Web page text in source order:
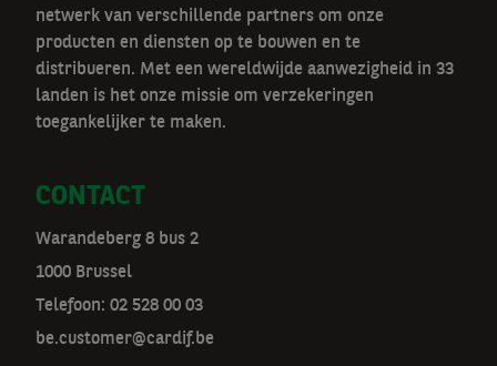
netwerk van verschillende partners om onze
producten en diensten op te bouwen en te
distribueren. Met een wereldwijde aanwezigheid in 33
landen is het onze missie om verzekeringen
toegankelijker te maken.
CONTACT
Warandeberg 8 bus 2
1000 Brussel
Telefoon: 02 528 00 03
be.customer@cardif.be